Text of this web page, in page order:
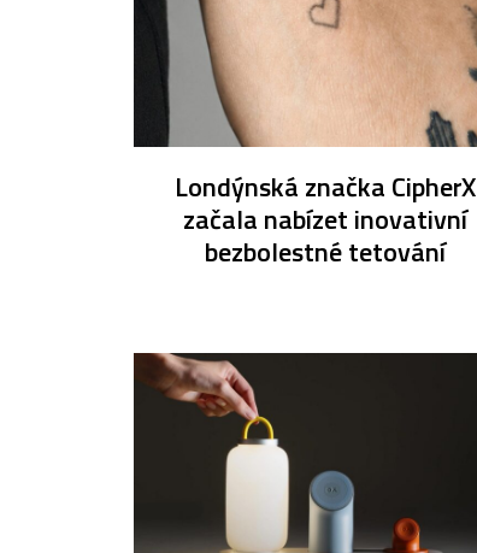
Londýnská značka CipherX
začala nabízet inovativní
bezbolestné tetování